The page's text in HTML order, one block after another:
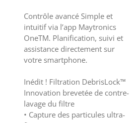
Contrôle avancé Simple et
intuitif via l’app Maytronics
OneTM. Planification, suivi et
assistance directement sur
votre smartphone.
Inédit ! Filtration DebrisLock™
Innovation brevetée de contre-
lavage du filtre
• Capture des particules ultra-